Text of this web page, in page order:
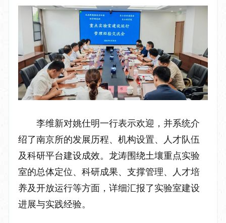
李维新对姚仕明一行表示欢迎，并系统介
绍了南京所的发展历程、机构设置、人才队伍
及科研平台建设成效。龙涛围绕土壤重点实验
室的总体定位、科研成果、支撑管理、人才培
养及开放运行等方面，详细汇报了实验室建设
进展与实践经验。